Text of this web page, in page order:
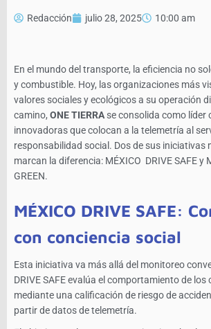
Redacción julio 28, 2025 10:00 am
En el mundo del transporte, la eficiencia no
y combustible. Hoy, las organizaciones más
valores sociales y ecológicos a su operación
camino, ONE TIERRA se consolida como líder
innovadoras que colocan a la telemetría al
responsabilidad social. Dos de sus iniciativas
marcan la diferencia: MÉXICO DRIVE SAFE y
GREEN.
MÉXICO DRIVE SAFE:
con conciencia social
Esta iniciativa va más allá del monitoreo
DRIVE SAFE evalúa el comportamiento de
mediante una calificación de riesgo de
partir de datos de telemetría.